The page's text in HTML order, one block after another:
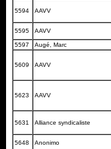
5594 AAVV
5595 AAVV
5597 Augé, Marc
5609 AAVV
5623 AAVV
5631 Alliance syndicaliste
5648 Anonimo